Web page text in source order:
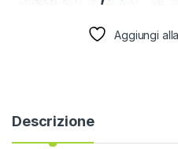
Aggiungi
Descrizione